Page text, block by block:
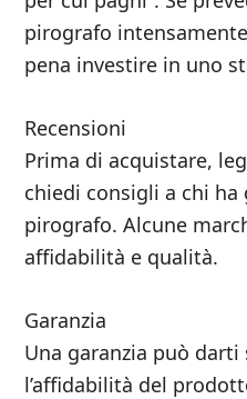
pirografo
pena investire in uno
Recensioni
Prima di acquistare,
chiedi consigli a chi ha
pirografo. Alcune
affidabilità e qualità.
Garanzia
Una garanzia può
l’affidabilità del